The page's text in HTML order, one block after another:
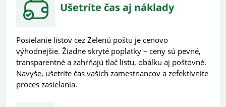
Ušetríte čas aj náklady
Posielanie listov cez Zelenú poštu je cenovo
výhodnejšie. Žiadne skryté poplatky – ceny sú pevné,
transparentné a zahŕňajú tlač listu, obálku aj poštovné.
Navyše, ušetríte čas vašich zamestnancov a zefektívnite
proces zasielania.